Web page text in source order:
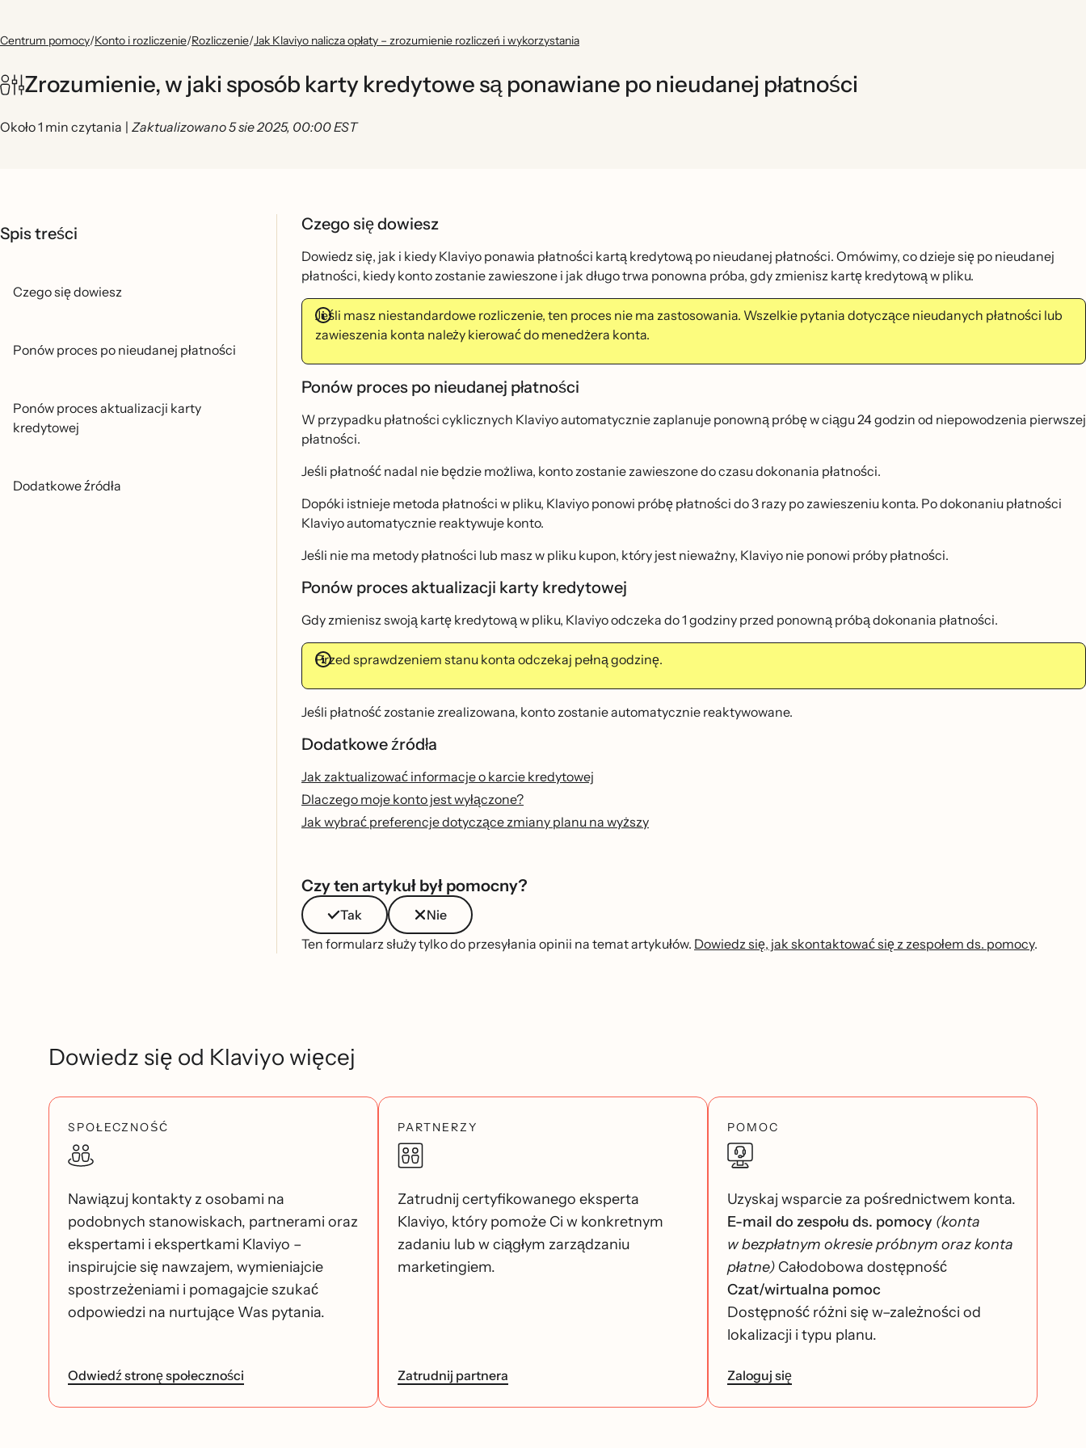
Centrum pomocy/Konto i rozliczenie/Rozliczenie/Jak Klaviyo nalicza opłaty – zrozumienie rozliczeń i wykorzystania
Zrozumienie, w jaki sposób karty kredytowe są ponawiane po nieudanej płatności
Około 1 min czytania | Zaktualizowano 5 sie 2025, 00:00 EST
Spis treści
Czego się dowiesz
Ponów proces po nieudanej płatności
Ponów proces aktualizacji karty
kredytowej
Dodatkowe źródła
Czego się dowiesz
Dowiedz się, jak i kiedy Klaviyo ponawia płatności kartą kredytową po nieudanej płatności. Omówimy, co dzieje się po nieudanej
płatności, kiedy konto zostanie zawieszone i jak długo trwa ponowna próba, gdy zmienisz kartę kredytową w pliku.
Jeśli masz niestandardowe rozliczenie, ten proces nie ma zastosowania. Wszelkie pytania dotyczące nieudanych płatności lub
zawieszenia konta należy kierować do menedżera konta.
Ponów proces po nieudanej płatności
W przypadku płatności cyklicznych Klaviyo automatycznie zaplanuje ponowną próbę w ciągu 24 godzin od niepowodzenia pierwszej
płatności.
Jeśli płatność nadal nie będzie możliwa, konto zostanie zawieszone do czasu dokonania płatności.
Dopóki istnieje metoda płatności w pliku, Klaviyo ponowi próbę płatności do 3 razy po zawieszeniu konta. Po dokonaniu płatności
Klaviyo automatycznie reaktywuje konto.
Jeśli nie ma metody płatności lub masz w pliku kupon, który jest nieważny, Klaviyo nie ponowi próby płatności.
Ponów proces aktualizacji karty kredytowej
Gdy zmienisz swoją kartę kredytową w pliku, Klaviyo odczeka do 1 godziny przed ponowną próbą dokonania płatności.
Przed sprawdzeniem stanu konta odczekaj pełną godzinę.
Jeśli płatność zostanie zrealizowana, konto zostanie automatycznie reaktywowane.
Dodatkowe źródła
Jak zaktualizować informacje o karcie kredytowej
Dlaczego moje konto jest wyłączone?
Jak wybrać preferencje dotyczące zmiany planu na wyższy
Czy ten artykuł był pomocny?
Tak
Nie
Ten formularz służy tylko do przesyłania opinii na temat artykułów. Dowiedz się, jak skontaktować się z zespołem ds. pomocy.
Dowiedz się od Klaviyo więcej
SPOŁECZNOŚĆ
Nawiązuj kontakty z osobami na
podobnych stanowiskach, partnerami oraz
ekspertami i ekspertkami Klaviyo –
inspirujcie się nawzajem, wymieniajcie
spostrzeżeniami i pomagajcie szukać
odpowiedzi na nurtujące Was pytania.
Odwiedź stronę społeczności
PARTNERZY
Zatrudnij certyfikowanego eksperta
Klaviyo, który pomoże Ci w konkretnym
zadaniu lub w ciągłym zarządzaniu
marketingiem.
Zatrudnij partnera
POMOC
Uzyskaj wsparcie za pośrednictwem konta.
E-mail do zespołu ds. pomocy (konta
w bezpłatnym okresie próbnym oraz konta
płatne) Całodobowa dostępność
Czat/wirtualna pomoc
Dostępność różni się w–zależności od
lokalizacji i typu planu.
Zaloguj się